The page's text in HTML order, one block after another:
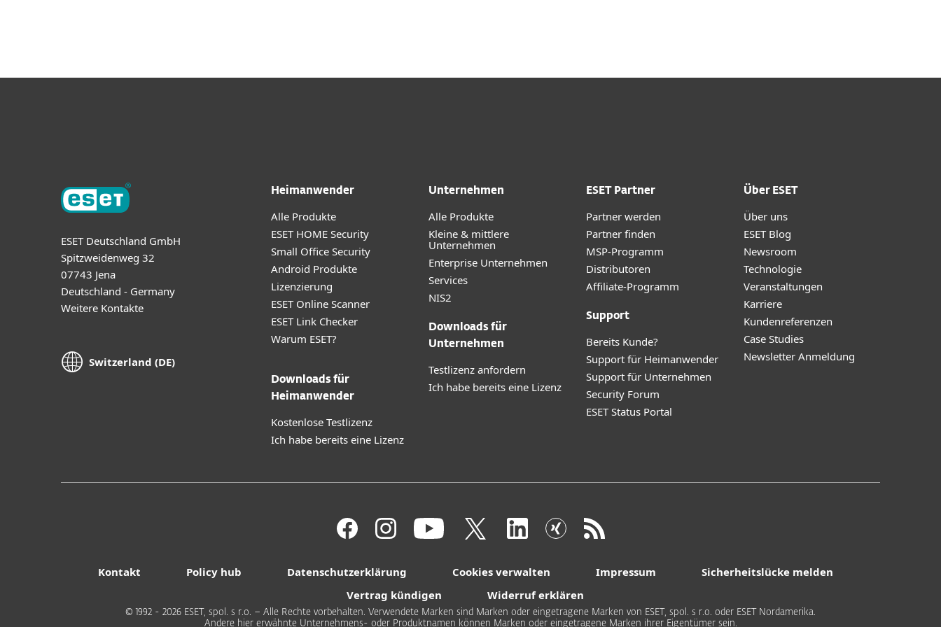
ESET Deutschland GmbH
Spitzweidenweg 32
07743 Jena
Deutschland - Germany
Weitere Kontakte
Switzerland (DE)
Heimanwender
Alle Produkte
ESET HOME Security
Small Office Security
Android Produkte
Lizenzierung
ESET Online Scanner
ESET Link Checker
Warum ESET?
Downloads für
Heimanwender
Kostenlose Testlizenz
Ich habe bereits eine Lizenz
Unternehmen
Alle Produkte
Kleine & mittlere
Unternehmen
Enterprise Unternehmen
Services
NIS2
Downloads für
Unternehmen
Testlizenz anfordern
Ich habe bereits eine Lizenz
ESET Partner
Partner werden
Partner finden
MSP-Programm
Distributoren
Affiliate-Programm
Support
Bereits Kunde?
Support für Heimanwender
Support für Unternehmen
Security Forum
ESET Status Portal
Über ESET
Über uns
ESET Blog
Newsroom
Technologie
Veranstaltungen
Karriere
Kundenreferenzen
Case Studies
Newsletter Anmeldung
Kontakt Policy hub Datenschutzerklärung Cookies verwalten Impressum
Sicherheitslücke melden
Vertrag kündigen
Widerruf erklären
© 1992 - 2026 ESET, spol. s r.o. – Alle Rechte vorbehalten. Verwendete Marken sind Marken oder eingetragene Marken von ESET, spol. s r.o. oder ESET Nordamerika.
Andere hier erwähnte Unternehmens- oder Produktnamen können Marken oder eingetragene Marken ihrer Eigentümer sein.